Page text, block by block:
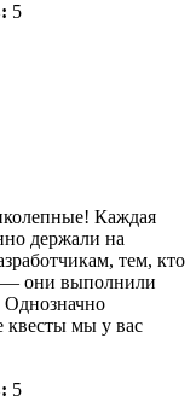
5
Каждая
держали на
тем, кто
— они выполнили
Однозначно
мы у вас
5